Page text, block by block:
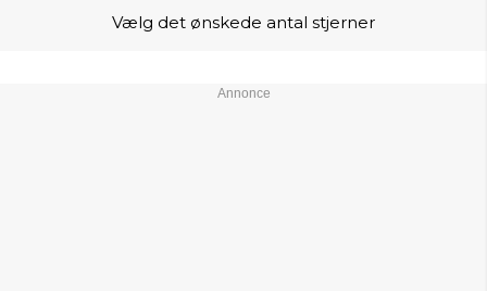
Vælg det ønskede antal stjerner